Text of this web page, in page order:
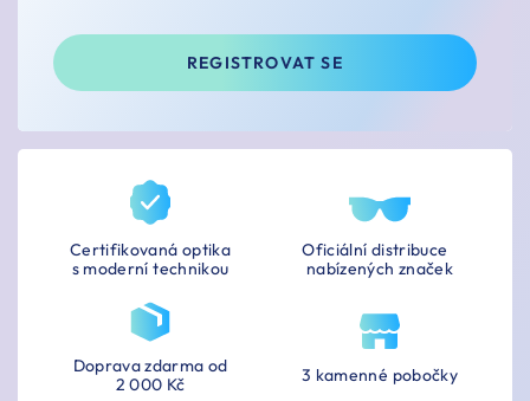
REGISTROVAT SE
Certifikovaná optika
s moderní technikou
Oficiální distribuce
nabízených značek
3 kamenné pobočky
Doprava zdarma od
2 000 Kč